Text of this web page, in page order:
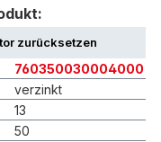
zurücksetzen
760350030004000
verzinkt
13
50